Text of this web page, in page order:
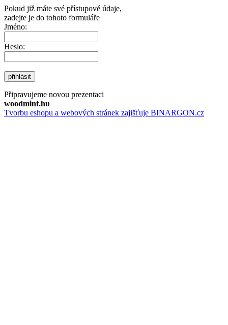
Pokud již máte své přístupové údaje,
zadejte je do tohoto formuláře
Jméno:
Heslo:
přihlásit
Připravujeme novou prezentaci
woodmint.hu
Tvorbu eshopu a webových stránek zajišťuje BINARGON.cz